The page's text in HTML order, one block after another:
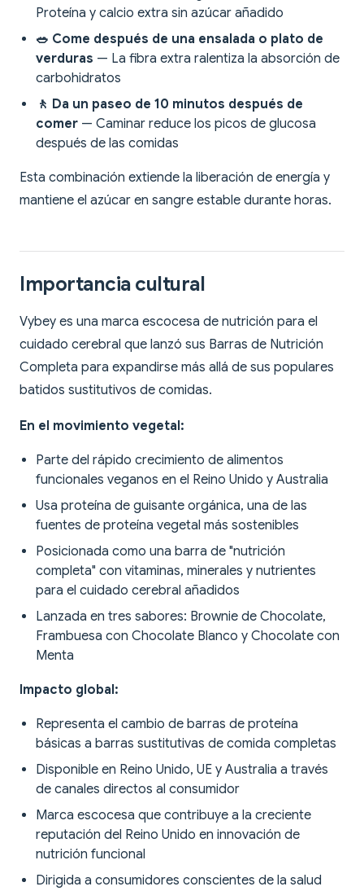
Proteína y calcio extra sin azúcar añadido
🥗 Come después de una ensalada o plato de
verduras — La fibra extra ralentiza la absorción de
carbohidratos
🚶 Da un paseo de 10 minutos después de
comer — Caminar reduce los picos de glucosa
después de las comidas
Esta combinación extiende la liberación de energía y
mantiene el azúcar en sangre estable durante horas.
Importancia cultural
Vybey es una marca escocesa de nutrición para el
cuidado cerebral que lanzó sus Barras de Nutrición
Completa para expandirse más allá de sus populares
batidos sustitutivos de comidas.
En el movimiento vegetal:
Parte del rápido crecimiento de alimentos
funcionales veganos en el Reino Unido y Australia
Usa proteína de guisante orgánica, una de las
fuentes de proteína vegetal más sostenibles
Posicionada como una barra de "nutrición
completa" con vitaminas, minerales y nutrientes
para el cuidado cerebral añadidos
Lanzada en tres sabores: Brownie de Chocolate,
Frambuesa con Chocolate Blanco y Chocolate con
Menta
Impacto global:
Representa el cambio de barras de proteína
básicas a barras sustitutivas de comida completas
Disponible en Reino Unido, UE y Australia a través
de canales directos al consumidor
Marca escocesa que contribuye a la creciente
reputación del Reino Unido en innovación de
nutrición funcional
Dirigida a consumidores conscientes de la salud